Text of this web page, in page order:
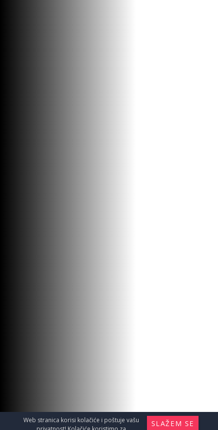
SLAŽEM SE
Web stranica korisi kolačiće i poštuje vašu